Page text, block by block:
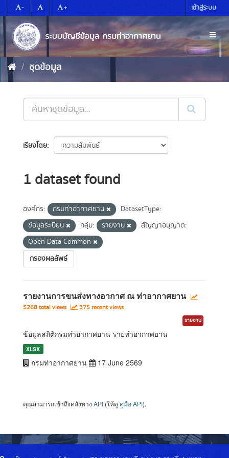
to
content
- + เข้าสู่ระบบ
ชุดข้อมูล
เรียงโดย
1 dataset found
องค์กร: กรมท่าอากาศยาน
DatasetType:
ข้อมูลระเบียน
กลุ่ม: รายงาน
สัญญาอนุญาต:
Open Data Common
กรองผลลัพธ์
รายงานการขนส่งทางอากาศ ณ ท่าอากาศยาน
5268 total views 375 recent views
รายงาน
ข้อมูลสถิติกรมท่าอากาศยาน รายท่าอากาศยาน
XLSX
กรมท่าอากาศยาน 17 June 2569
คุณสามารถเข้าถึงคลังทาง API (ให้ดู คู่มือ API).